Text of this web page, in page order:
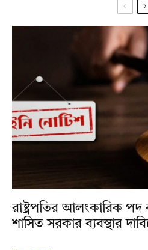
রাষ্ট্রপতির আলংকারিক পদ
শাসিত সরকার ব্যবস্থার